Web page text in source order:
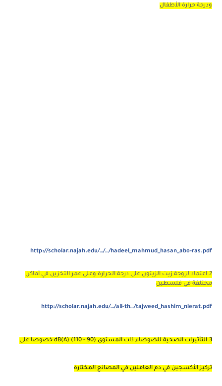
ودرجة حرارة الأطفال
http://scholar.najah.edu/…/…/hadeel_mahmud_hasan_abo-ras.pdf
2.اعتماد لزوجة زيت الزيتون على درجة الحرارة وعلى عمر التخزين في أماكن
مختلفة في فلسطين
http://scholar.najah.edu/…/all-th…/tajweed_hashim_nierat.pdf
3.التأثيرات الصحية للضوضاء ذات المستوى (90 - 110) dB(A) خصوصا على
تركيز الأكسجين في دم العاملين في المصانع المختارة